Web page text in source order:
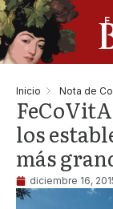
Inicio Nota de
los
más
diciembre 16,